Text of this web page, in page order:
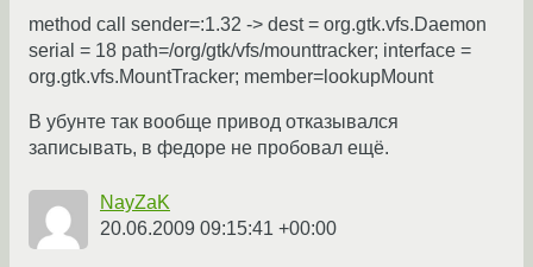
method call sender=:1.32 -> dest = org.gtk.vfs.Daemon
serial = 18 path=/org/gtk/vfs/mounttracker; interface =
org.gtk.vfs.MountTracker; member=lookupMount
В убунте так вообще привод отказывался
записывать, в федоре не пробовал ещё.
NayZaK
20.06.2009 09:15:41 +00:00